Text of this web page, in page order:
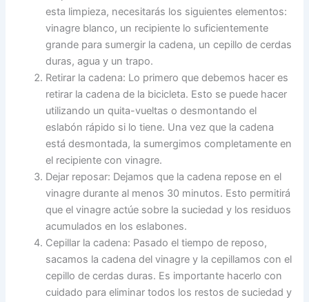
esta limpieza, necesitarás los siguientes elementos:
vinagre blanco, un recipiente lo suficientemente
grande para sumergir la cadena, un cepillo de cerdas
duras, agua y un trapo.
Retirar la cadena: Lo primero que debemos hacer es
retirar la cadena de la bicicleta. Esto se puede hacer
utilizando un quita-vueltas o desmontando el
eslabón rápido si lo tiene. Una vez que la cadena
está desmontada, la sumergimos completamente en
el recipiente con vinagre.
Dejar reposar: Dejamos que la cadena repose en el
vinagre durante al menos 30 minutos. Esto permitirá
que el vinagre actúe sobre la suciedad y los residuos
acumulados en los eslabones.
Cepillar la cadena: Pasado el tiempo de reposo,
sacamos la cadena del vinagre y la cepillamos con el
cepillo de cerdas duras. Es importante hacerlo con
cuidado para eliminar todos los restos de suciedad y